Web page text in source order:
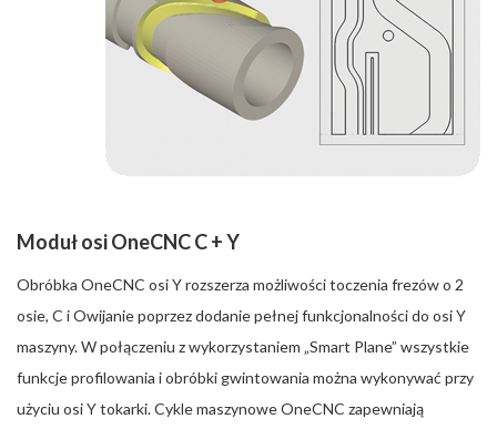
Moduł osi OneCNC C + Y
Obróbka OneCNC osi Y rozszerza możliwości toczenia frezów o 2
osie, C i Owijanie poprzez dodanie pełnej funkcjonalności do osi Y
maszyny. W połączeniu z wykorzystaniem „Smart Plane” wszystkie
funkcje profilowania i obróbki gwintowania można wykonywać przy
użyciu osi Y tokarki. Cykle maszynowe OneCNC zapewniają